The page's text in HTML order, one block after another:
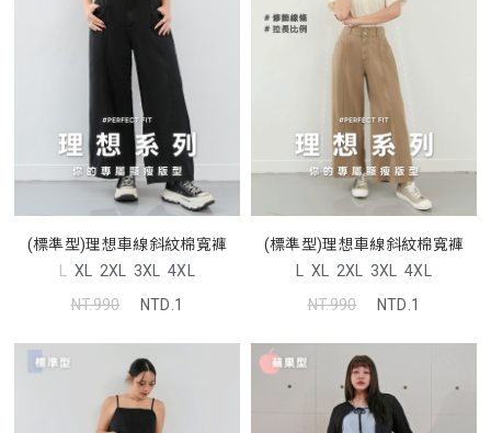
(標準型)理想車線斜紋棉寬褲
L XL 2XL 3XL 4XL
NT.990
NTD.1
(標準型)理想車線斜紋棉寬褲
L XL 2XL 3XL 4XL
NT.990
NTD.1